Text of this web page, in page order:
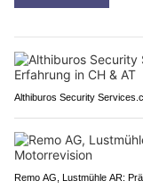
Althiburos Security
Remo AG, Lustmühle AR: